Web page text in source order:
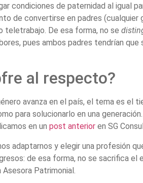
condiciones de paternidad al igual
de convertirse en padres (cualquier
teletrabajo. De esa forma, no se
pues ambos padres tendrían que
al respecto?
avanza en el país, el tema es el
para solucionarlo en una
en un post anterior en SG
adaptarnos y elegir una profesión
de esa forma, no se sacrifica el
Patrimonial.